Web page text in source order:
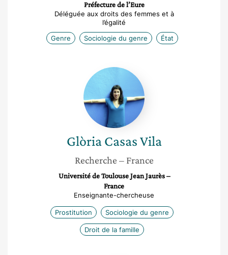
Préfecture de l’Eure
Déléguée aux droits des femmes et à
l’égalité
Genre
Sociologie du genre État
Glòria
Casas
Vila
Glòria Casas Vila
Recherche – France
Université de Toulouse Jean Jaurès –
France
Enseignante-chercheuse
Prostitution Sociologie du genre
Droit de la famille